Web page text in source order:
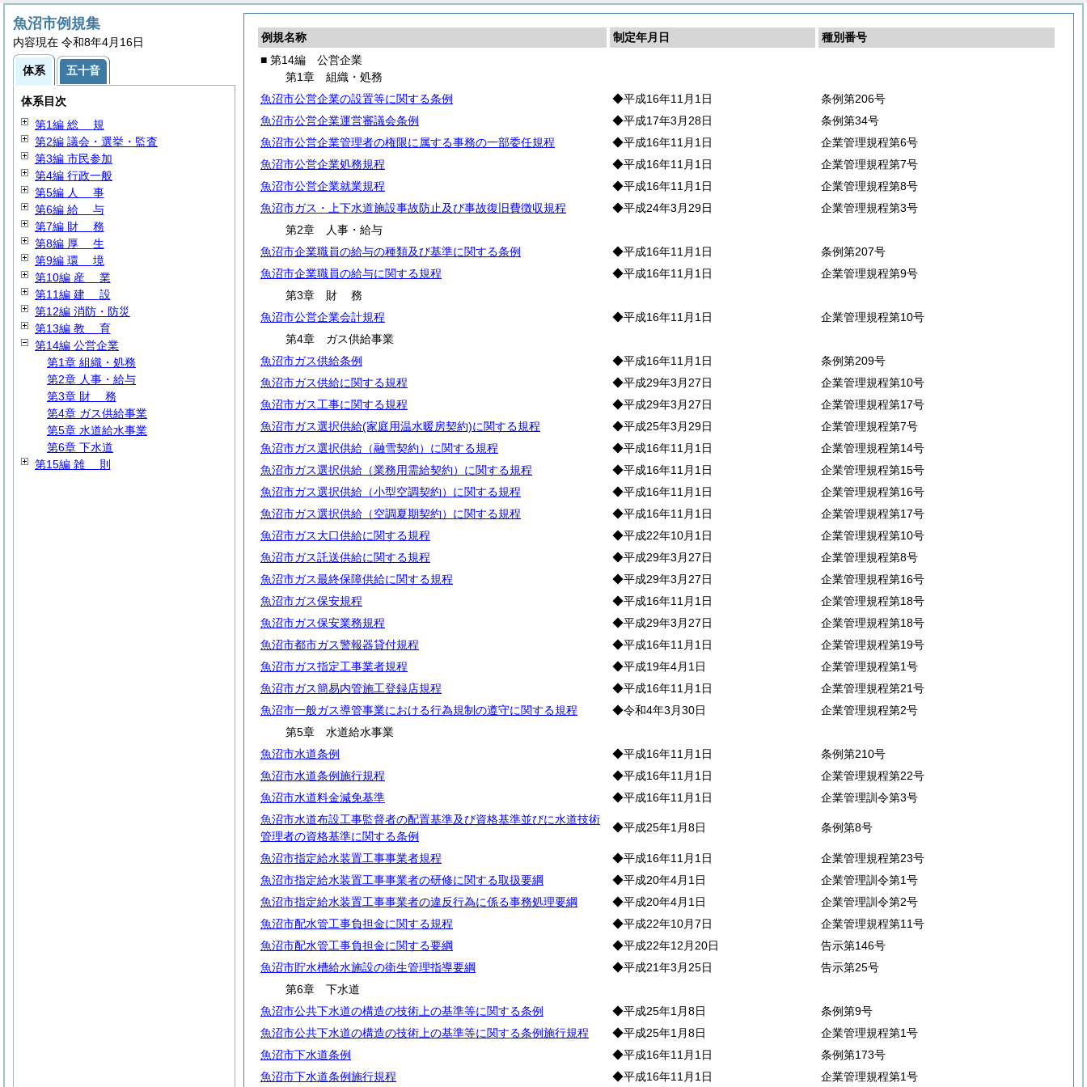
例規名称 制定年月日
種別番号
■ 第14編 公営企業
第1章 組織・処務
魚沼市公営企業の設置等に関する条例
◆平成16年11月1日
条例第206号
魚沼市公営企業運営審議会条例
◆平成17年3月28日
条例第34号
魚沼市公営企業管理者の権限に属する事務の一部委任規程
◆平成16年11月1日
企業管理規程第6号
魚沼市公営企業処務規程
◆平成16年11月1日
企業管理規程第7号
魚沼市公営企業就業規程
◆平成16年11月1日
企業管理規程第8号
魚沼市ガス・上下水道施設事故防止及び事故復旧費徴収規程
◆平成24年3月29日
企業管理規程第3号
第2章 人事・給与
魚沼市企業職員の給与の種類及び基準に関する条例
◆平成16年11月1日
条例第207号
魚沼市企業職員の給与に関する規程
◆平成16年11月1日
企業管理規程第9号
第3章 財務
魚沼市公営企業会計規程
◆平成16年11月1日
企業管理規程第10号
第4章 ガス供給事業
魚沼市ガス供給条例
◆平成16年11月1日
条例第209号
魚沼市ガス供給に関する規程
◆平成29年3月27日
企業管理規程第10号
魚沼市ガス工事に関する規程
◆平成29年3月27日
企業管理規程第17号
魚沼市ガス選択供給(家庭用温水暖房契約)に関する規程
◆平成25年3月29日
企業管理規程第7号
魚沼市ガス選択供給（融雪契約）に関する規程
◆平成16年11月1日
企業管理規程第14号
魚沼市ガス選択供給（業務用需給契約）に関する規程
◆平成16年11月1日
企業管理規程第15号
魚沼市ガス選択供給（小型空調契約）に関する規程
◆平成16年11月1日
企業管理規程第16号
魚沼市ガス選択供給（空調夏期契約）に関する規程
◆平成16年11月1日
企業管理規程第17号
魚沼市ガス大口供給に関する規程
◆平成22年10月1日
企業管理規程第10号
魚沼市ガス託送供給に関する規程
◆平成29年3月27日
企業管理規程第8号
魚沼市ガス最終保障供給に関する規程
◆平成29年3月27日
企業管理規程第16号
魚沼市ガス保安規程
◆平成16年11月1日
企業管理規程第18号
魚沼市ガス保安業務規程
◆平成29年3月27日
企業管理規程第18号
魚沼市都市ガス警報器貸付規程
◆平成16年11月1日
企業管理規程第19号
魚沼市ガス指定工事業者規程
◆平成19年4月1日
企業管理規程第1号
魚沼市ガス簡易内管施工登録店規程
◆平成16年11月1日
企業管理規程第21号
魚沼市一般ガス導管事業における行為規制の遵守に関する規程
◆令和4年3月30日
企業管理規程第2号
第5章 水道給水事業
魚沼市水道条例
◆平成16年11月1日
条例第210号
魚沼市水道条例施行規程
◆平成16年11月1日
企業管理規程第22号
魚沼市水道料金減免基準
◆平成16年11月1日
企業管理訓令第3号
魚沼市水道布設工事監督者の配置基準及び資格基準並びに水道技術
管理者の資格基準に関する条例
◆平成25年1月8日 条例第8号
魚沼市指定給水装置工事事業者規程 ◆平成16年11月1日
企業管理規程第23号
魚沼市指定給水装置工事事業者の研修に関する取扱要綱
◆平成20年4月1日
企業管理訓令第1号
魚沼市指定給水装置工事事業者の違反行為に係る事務処理要綱
◆平成20年4月1日
企業管理訓令第2号
魚沼市配水管工事負担金に関する規程
◆平成22年10月7日
企業管理規程第11号
魚沼市配水管工事負担金に関する要綱
◆平成22年12月20日
告示第146号
魚沼市貯水槽給水施設の衛生管理指導要綱
◆平成21年3月25日
告示第25号
第6章 下水道
魚沼市公共下水道の構造の技術上の基準等に関する条例
◆平成25年1月8日
条例第9号
魚沼市公共下水道の構造の技術上の基準等に関する条例施行規程
◆平成25年1月8日
企業管理規程第1号
魚沼市下水道条例
◆平成16年11月1日
条例第173号
魚沼市下水道条例施行規程
◆平成16年11月1日 企業管理規程第1号
魚沼市例規集
内容現在 令和8年4月16日
体系 五十音
体系目次
第1編 総 規
第2編 議会・選挙・監査
第3編 市民参加
第4編 行政一般
第5編 人 事
第6編 給 与
第7編 財 務
第8編 厚 生
第9編 環 境
第10編 産 業
第11編 建 設
第12編 消防・防災
第13編 教 育
第14編 公営企業
第1章 組織・処務
第2章 人事・給与
第3章 財 務
第4章 ガス供給事業
第5章 水道給水事業
第6章 下水道
第15編 雑 則